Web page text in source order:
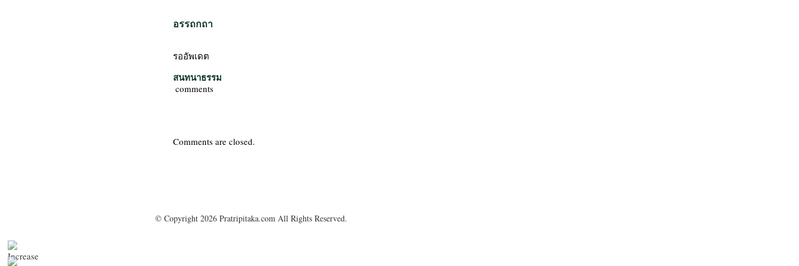
อรรถกถา
รออัพเดต
สนทนาธรรม
comments
Comments are closed.
© Copyright 2026 Pratripitaka.com All Rights Reserved.